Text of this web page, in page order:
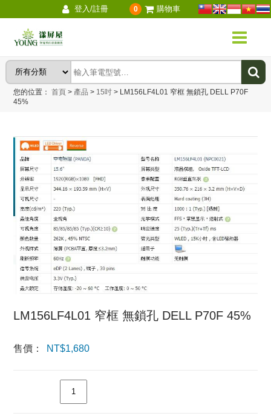
登入/註冊 0 購物車
您的位置：首頁 > 產品 > 15吋 > LM156LF4L01 窄框 無鎖孔 DELL P70F
45%
LM156LF4L01 窄框 無鎖孔 DELL P70F 45%
售價： NT$1,680